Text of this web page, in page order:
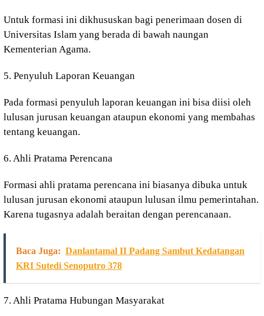
Untuk formasi ini dikhususkan bagi penerimaan dosen di
Universitas Islam yang berada di bawah naungan
Kementerian Agama.
5. Penyuluh Laporan Keuangan
Pada formasi penyuluh laporan keuangan ini bisa diisi oleh
lulusan jurusan keuangan ataupun ekonomi yang membahas
tentang keuangan.
6. Ahli Pratama Perencana
Formasi ahli pratama perencana ini biasanya dibuka untuk
lulusan jurusan ekonomi ataupun lulusan ilmu pemerintahan.
Karena tugasnya adalah beraitan dengan perencanaan.
Baca Juga: Danlantamal II Padang Sambut Kedatangan
KRI Sutedi Senoputro 378
7. Ahli Pratama Hubungan Masyarakat